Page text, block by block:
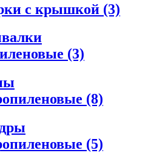
с крышкой (3)
(3)
(8)
(5)